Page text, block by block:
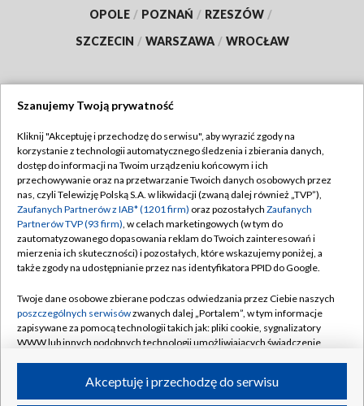
OPOLE / POZNAŃ / RZESZÓW /
SZCZECIN / WARSZAWA / WROCŁAW
TVP
Abonament TVP
Emisja w TVP
Centrum informacji TVP
Naziemna Telewizja Cyfrowa
Rada Programowa
System NOS
Informacje o nadawcy
Program dla prasy
Regulamin TVP
Polityka prywatności
Moje zgody
Pomoc
Kontakt
Kanały
Szanujemy Twoją prywatność
Kliknij "Akceptuję i przechodzę do serwisu", aby wyrazić zgody na
korzystanie z technologii automatycznego śledzenia i zbierania danych,
dostęp do informacji na Twoim urządzeniu końcowym i ich
przechowywanie oraz na przetwarzanie Twoich danych osobowych przez
nas, czyli Telewizję Polską S.A. w likwidacji (zwaną dalej również „TVP”),
Zaufanych Partnerów z IAB* (1201 firm) oraz pozostałych Zaufanych
Partnerów TVP (93 firm), w celach marketingowych (w tym do
zautomatyzowanego dopasowania reklam do Twoich zainteresowań i
mierzenia ich skuteczności) i pozostałych, które wskazujemy poniżej, a
także zgody na udostępnianie przez nas identyfikatora PPID do Google.
Twoje dane osobowe zbierane podczas odwiedzania przez Ciebie naszych
poszczególnych serwisówzwanych dalej „Portalem”, w tym informacje
zapisywane za pomocą technologii takich jak: pliki cookie, sygnalizatory
WWW lub innych podobnych technologii umożliwiających świadczenie
ruchu w Internecie.Akceptuję i przechodzę do serwisu